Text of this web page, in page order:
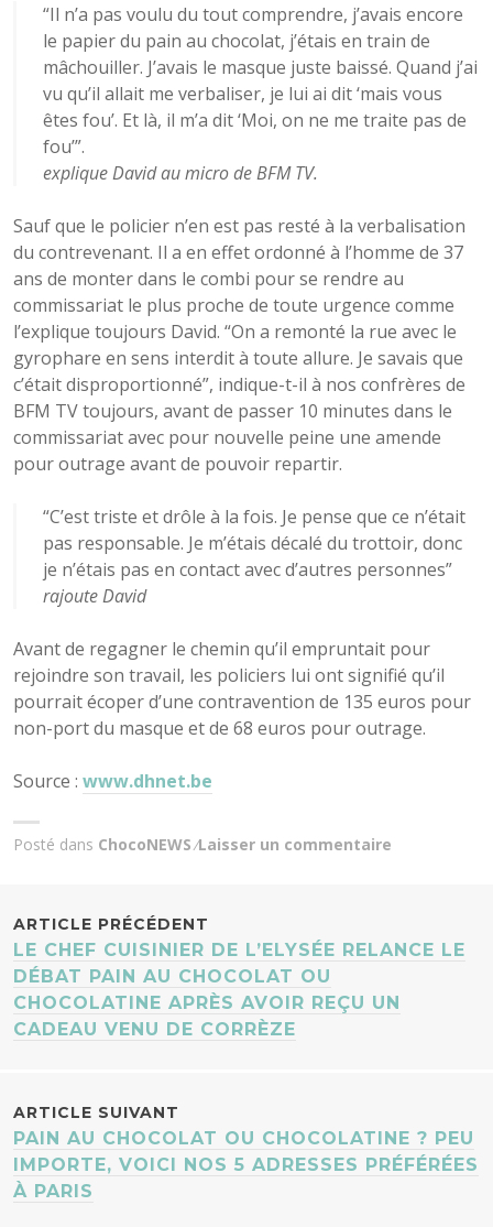
“Il n’a pas voulu du tout comprendre, j’avais encore
le papier du pain au chocolat, j’étais en train de
mâchouiller. J’avais le masque juste baissé. Quand j’ai
vu qu’il allait me verbaliser, je lui ai dit ‘mais vous
êtes fou’. Et là, il m’a dit ‘Moi, on ne me traite pas de
fou’”.
explique David au micro de BFM TV.
Sauf que le policier n’en est pas resté à la verbalisation
du contrevenant. Il a en effet ordonné à l’homme de 37
ans de monter dans le combi pour se rendre au
commissariat le plus proche de toute urgence comme
l’explique toujours David. “On a remonté la rue avec le
gyrophare en sens interdit à toute allure. Je savais que
c’était disproportionné”, indique-t-il à nos confrères de
BFM TV toujours, avant de passer 10 minutes dans le
commissariat avec pour nouvelle peine une amende
pour outrage avant de pouvoir repartir.
“C’est triste et drôle à la fois. Je pense que ce n’était
pas responsable. Je m’étais décalé du trottoir, donc
je n’étais pas en contact avec d’autres personnes”
rajoute David
Avant de regagner le chemin qu’il empruntait pour
rejoindre son travail, les policiers lui ont signifié qu’il
pourrait écoper d’une contravention de 135 euros pour
non-port du masque et de 68 euros pour outrage.
Source : www.dhnet.be
Posté dans ChocoNEWS Laisser un commentaire
NAVIGATION
DES
ARTICLES
ARTICLE PRÉCÉDENT
LE CHEF CUISINIER DE L’ELYSÉE RELANCE LE
DÉBAT PAIN AU CHOCOLAT OU
CHOCOLATINE APRÈS AVOIR REÇU UN
CADEAU VENU DE CORRÈZE
ARTICLE SUIVANT
PAIN AU CHOCOLAT OU CHOCOLATINE ? PEU
IMPORTE, VOICI NOS 5 ADRESSES PRÉFÉRÉES
À PARIS